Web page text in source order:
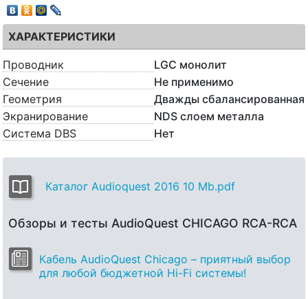
ХАРАКТЕРИСТИКИ
Проводник
LGC монолит
Сечение
Не применимо
Геометрия
Дважды сбалансированная
Экранирование
NDS слоем металла
Система DBS
Нет
Каталог Audioquest 2016 10 Mb.pdf
Обзоры и тесты AudioQuest CHICAGO RCA-RCA
Кабель AudioQuest Chicago – приятный выбор
для любой бюджетной Hi-Fi системы!